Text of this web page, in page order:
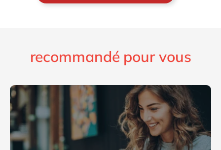
recommandé pour vous